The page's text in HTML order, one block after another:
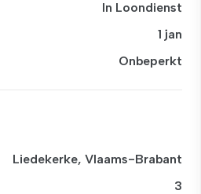
In Loondienst
1 jan
Onbeperkt
Liedekerke, Vlaams-Brabant
3